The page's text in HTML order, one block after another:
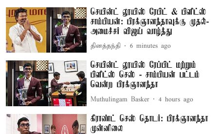
செயின்ட் லூயிஸ் ரேபிட் & பிளிட்ஸ்
சாம்பியன்: பிரக்ஞானந்தாவுக்கு முதல்-
அமைச்சர் விஜய் வாழ்த்து
தினத்தந்தி 6 minutes ago
செயின்ட் லூயிஸ் ரேப்பிட் மற்றும்
பிளிட்ஸ் செஸ் - சாம்பியன் பட்டம்
வென்ற பிரக்ஞானந்தா
Muthulingam Basker 4 hours ago
கிராண்ட் செஸ் தொடர்: பிரக்ஞானந்தா
முன்னிலை